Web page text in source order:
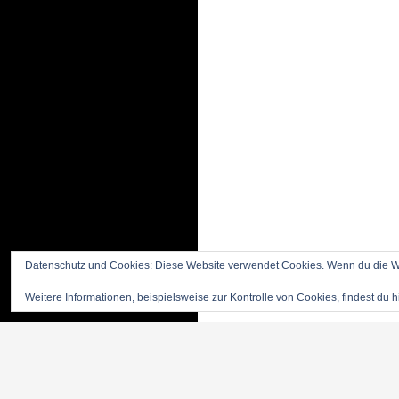
Datenschutz und Cookies: Diese Website verwendet Cookies. Wenn du die
Weitere Informationen, beispielsweise zur Kontrolle von Cookies, findest du